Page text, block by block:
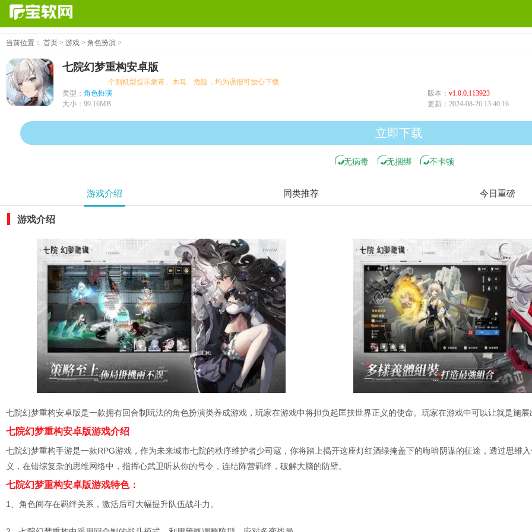
当前位置： 首页 > 游戏 > 角色扮演 >
七院幻梦重构安卓版
个别机型提示病毒、木马、危险，均为误报可放心下载
类型： 角色扮演 版本： v1.0.0.113923
大小： 99.16MB 更新： 2024-08-26 13:40:16
立即下载
无病毒 无捆绑 不卡顿
游戏介绍 同类推荐 今日重磅
游戏介绍
七院幻梦重构安卓版是一款拥有回合制玩法的角色扮演类养成游戏，玩家在游戏中将担负起匡扶世界正义的使命。玩家在游戏中可以让就是施
七院幻梦重构安卓版游戏介绍
七院幻梦重构手游是一款RPG游戏，作为未来城市七院的秩序维护者少司寇，你将踏上揭开这座灯红酒绿掩盖下的晦暗阴谋的征途，透过思维
义，在错综复杂的思维网络中，指挥心武卫听从你的号令，连结阵营羁绊，破解大脑的防壁。
七院幻梦重构安卓版游戏特色：
1、角色间存在羁绊关系，激活后可大幅提升队伍战斗力。